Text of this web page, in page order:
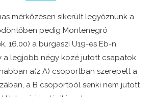
mérkőzésen sikerült legyőznünk a
pedig Montenegró
16.00) a burgaszi U19-es Eb-n.
a legjobb négy közé jutott csapatok
a(z A) csoportban szerepelt a
a B csoportból senki nem jutott